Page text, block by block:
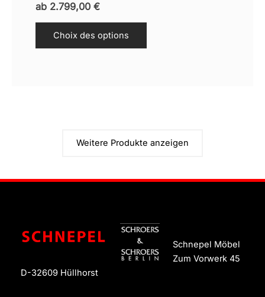
ab 2.799,00 €
Choix des options
Weitere Produkte anzeigen
Schnepel Möbel
Zum Vorwerk 45
D-32609 Hüllhorst